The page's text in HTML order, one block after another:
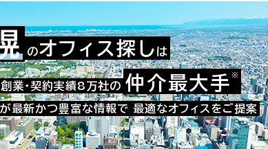
オフィス物件一覧
込む
のオフィス探し は
業・契約実績8万社の 仲介最大手 ※
最新かつ豊富な情報で 最適なオフィスをご提案